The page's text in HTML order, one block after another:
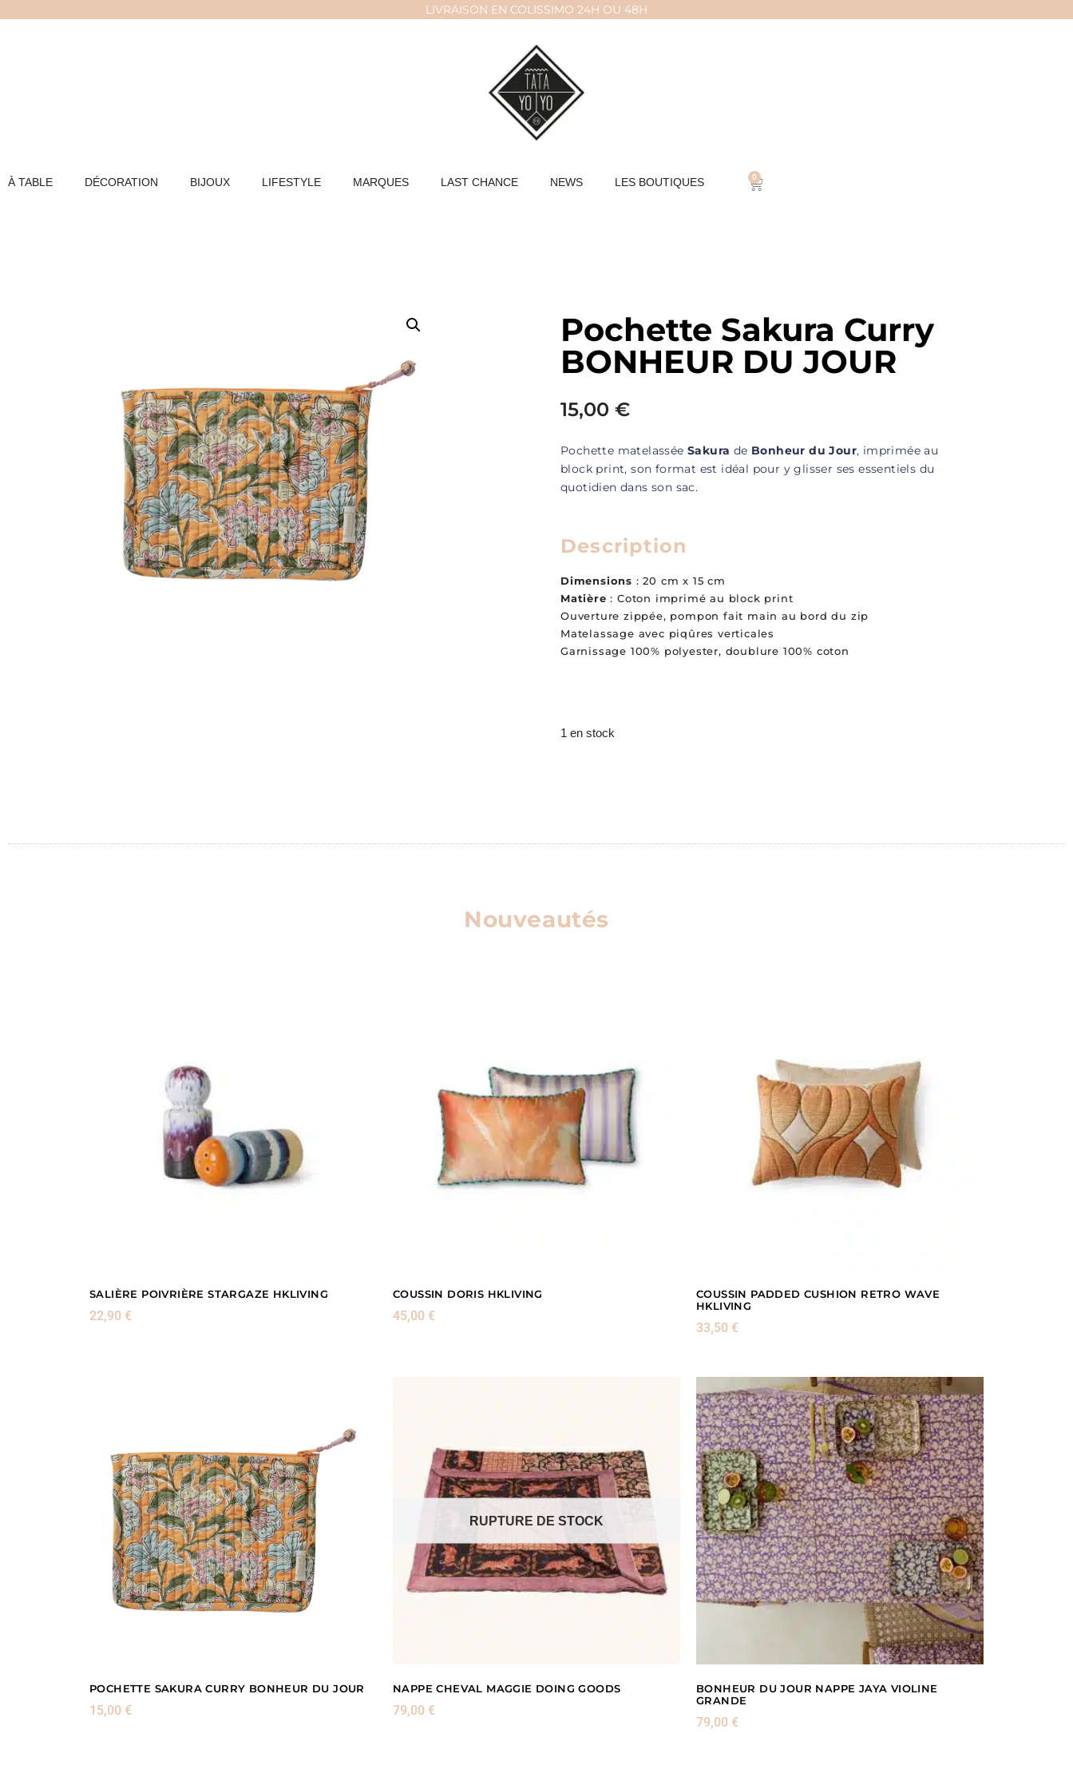
LIVRAISON EN COLISSIMO 24H OU 48H
À TABLE DÉCORATION BIJOUX LIFESTYLE MARQUES LAST CHANCE NEWS LES BOUTIQUES 0
Pochette Sakura Curry
BONHEUR DU JOUR
15,00 €
Pochette matelassée Sakura de Bonheur du Jour, imprimée au
block print, son format est idéal pour y glisser ses essentiels du
quotidien dans son sac.
Description
Dimensions : 20 cm x 15 cm
Matière : Coton imprimé au block print
Ouverture zippée, pompon fait main au bord du zip
Matelassage avec piqûres verticales
Garnissage 100% polyester, doublure 100% coton
1 en stock
Nouveautés
SALIÈRE POIVRIÈRE STARGAZE HKLIVING
22,90 €
COUSSIN DORIS HKLIVING
45,00 €
COUSSIN PADDED CUSHION RETRO WAVE
HKLIVING
33,50 €
POCHETTE SAKURA CURRY BONHEUR DU JOUR
15,00 €
RUPTURE DE STOCK
NAPPE CHEVAL MAGGIE DOING GOODS
79,00 €
BONHEUR DU JOUR NAPPE JAYA VIOLINE
GRANDE
79,00 €